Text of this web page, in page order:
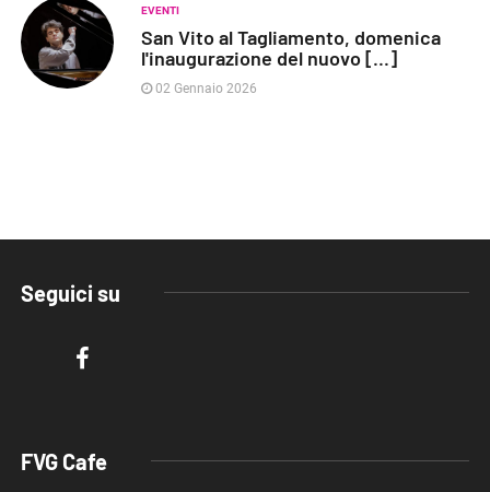
EVENTI
San Vito al Tagliamento, domenica
l'inaugurazione del nuovo [...]
02 Gennaio 2026
Seguici su
FVG Cafe